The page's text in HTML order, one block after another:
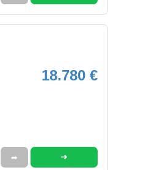
18.780 €
➦ ➜